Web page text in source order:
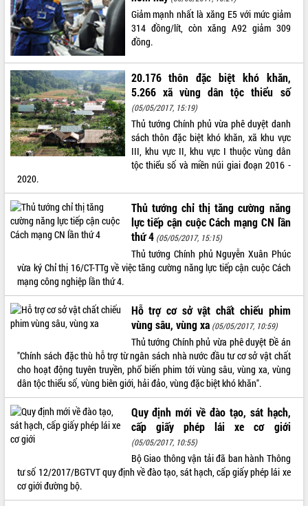
VIDEO
Không có file video nào để phát.
ALBUM ẢNH
THỐNG KÊ TRUY CẬP
Tất cả: 66064183
Giảm mạnh nhất là xăng E5 với mức giảm
314 đồng/lít, còn xăng A92 giảm 309
đồng.
20.176 thôn đặc biệt khó khăn,
5.266 xã vùng dân tộc thiểu số
(05/05/2017, 15:19)
Thủ tướng Chính phủ vừa phê duyệt danh
sách thôn đặc biệt khó khăn, xã khu vực
III, khu vực II, khu vực I thuộc vùng dân
tộc thiểu số và miền núi giai đoạn 2016 -
2020.
Thủ tướng chỉ thị tăng cường năng
lực tiếp cận cuộc Cách mạng CN lần
thứ 4 (05/05/2017, 15:15)
Thủ tướng Chính phủ Nguyễn Xuân Phúc
vừa ký Chỉ thị 16/CT-TTg về việc tăng cường năng lực tiếp cận cuộc Cách
mạng công nghiệp lần thứ 4.
Hỗ trợ cơ sở vật chất chiếu phim
vùng sâu, vùng xa (05/05/2017, 10:59)
Thủ tướng Chính phủ vừa phê duyệt Đề án
"Chính sách đặc thù hỗ trợ từ ngân sách nhà nước đầu tư cơ sở vật chất
cho hoạt động tuyên truyền, phổ biến phim tới vùng sâu, vùng xa, vùng
dân tộc thiểu số, vùng biên giới, hải đảo, vùng đặc biệt khó khăn".
Quy định mới về đào tạo, sát hạch,
cấp giấy phép lái xe cơ giới
(05/05/2017, 10:55)
Bộ Giao thông vận tải đã ban hành Thông
tư số 12/2017/BGTVT quy định về đào tạo, sát hạch, cấp giấy phép lái xe
cơ giới đường bộ.